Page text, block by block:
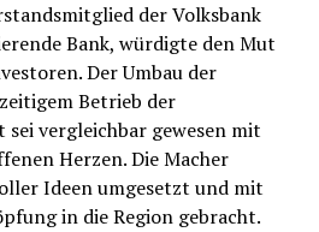
der Volksbank
Bank, würdigte den Mut
Der Umbau der
Betrieb der
vergleichbar gewesen mit
Herzen. Die Macher
Ideen umgesetzt und mit
in die Region gebracht.